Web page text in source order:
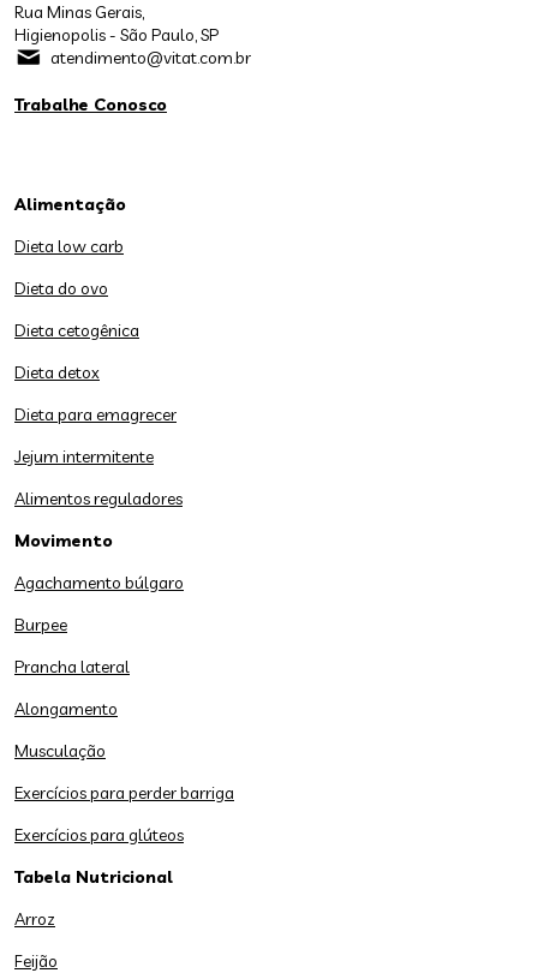
Rua Minas Gerais,
Higienopolis - São Paulo, SP
atendimento@vitat.com.br
Trabalhe Conosco
Alimentação
Dieta low carb
Dieta do ovo
Dieta cetogênica
Dieta detox
Dieta para emagrecer
Jejum intermitente
Alimentos reguladores
Movimento
Agachamento búlgaro
Burpee
Prancha lateral
Alongamento
Musculação
Exercícios para perder barriga
Exercícios para glúteos
Tabela Nutricional
Arroz
Feijão